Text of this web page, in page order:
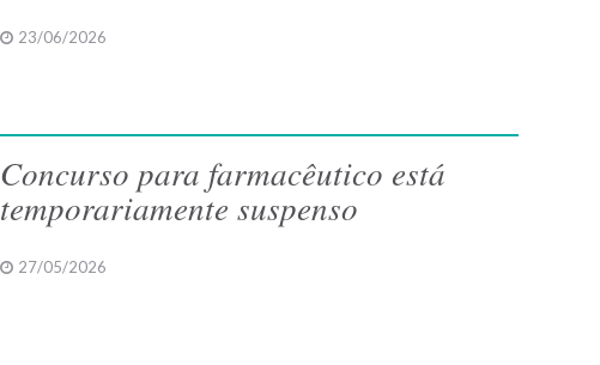
23/06/2026
Concurso para farmacêutico está
temporariamente suspenso
27/05/2026